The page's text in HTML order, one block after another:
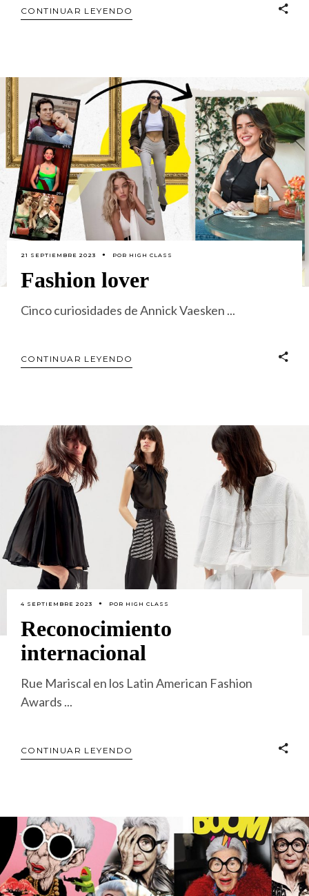
CONTINUAR LEYENDO
21 SEPTIEMBRE 2023 POR HIGH CLASS
Fashion lover
Cinco curiosidades de Annick Vaesken
CONTINUAR LEYENDO
4 SEPTIEMBRE 2023 POR HIGH CLASS
Reconocimiento
internacional
Rue Mariscal en los Latin American Fashion
Awards
CONTINUAR LEYENDO